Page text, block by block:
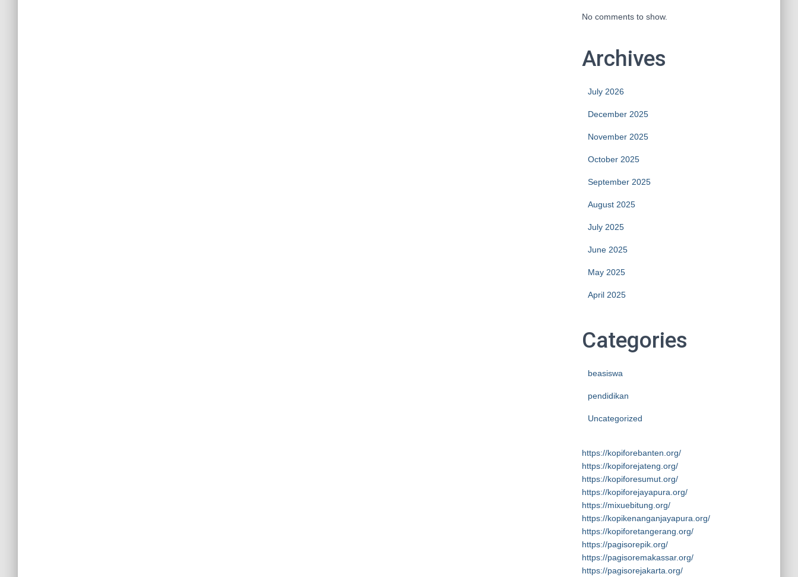
No comments to show.
Archives
July 2026
December 2025
November 2025
October 2025
September 2025
August 2025
July 2025
June 2025
May 2025
April 2025
Categories
beasiswa
pendidikan
Uncategorized
https://kopiforebanten.org/
https://kopiforejateng.org/
https://kopiforesumut.org/
https://kopiforejayapura.org/
https://mixuebitung.org/
https://kopikenanganjayapura.org/
https://kopiforetangerang.org/
https://pagisorepik.org/
https://pagisoremakassar.org/
https://pagisorejakarta.org/